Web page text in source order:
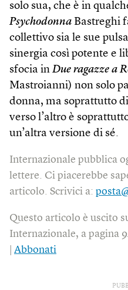
solo sua, che è in
Psychodonna Bastreghi
collettivo sia le sue
sinergia così potente e
sfocia in Due ragazze a
Mastroianni) non solo
donna, ma soprattutto
verso l’altro è
un’altra versione di sé.
Internazionale pubblica
lettere. Ci piacerebbe
articolo. Scrivici a:
Questo articolo è uscito
Internazionale, a pagina
Abbonati